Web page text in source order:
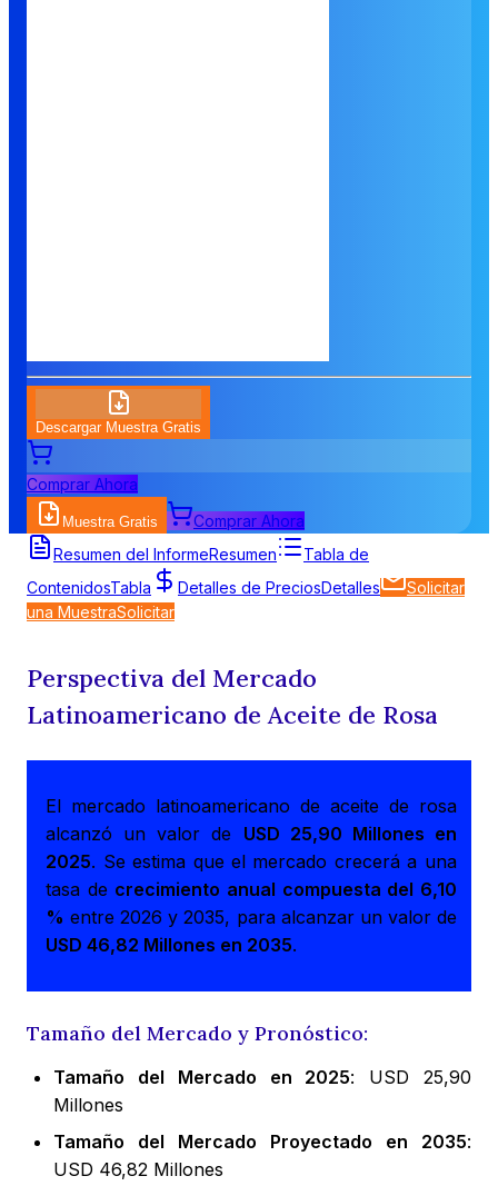
Descargar Muestra Gratis
Comprar Ahora
Muestra Gratis
Comprar Ahora
Resumen del InformeResumen
Tabla de
ContenidosTabla Detalles de PreciosDetalles
Solicitar
una MuestraSolicitar
Perspectiva del Mercado
Latinoamericano de Aceite de Rosa
El mercado latinoamericano de aceite de rosa
alcanzó un valor de USD 25,90 Millones en
2025. Se estima que el mercado crecerá a una
tasa de crecimiento anual compuesta del 6,10
% entre 2026 y 2035, para alcanzar un valor de
USD 46,82 Millones en 2035.
Tamaño del Mercado y Pronóstico:
Tamaño del Mercado en 2025: USD 25,90
Millones
Tamaño del Mercado Proyectado en 2035:
USD 46,82 Millones